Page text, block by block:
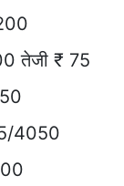
तेजी ₹ 75
4050